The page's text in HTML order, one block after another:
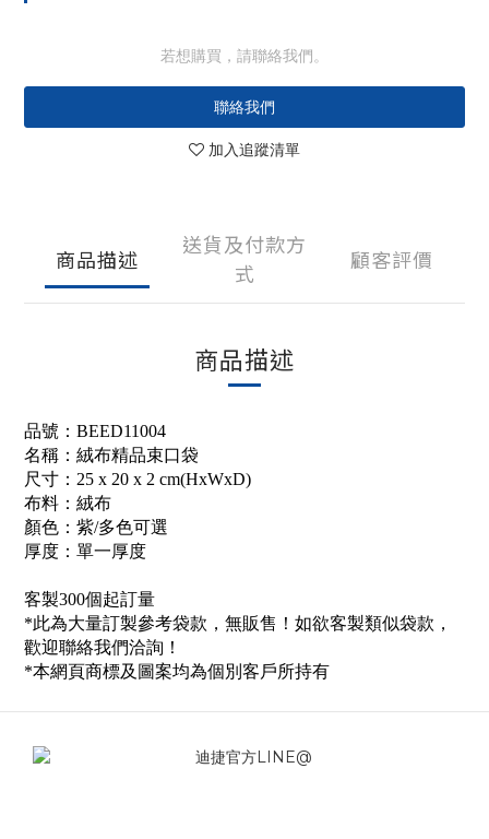
若想購買，請聯絡我們。
聯絡我們
加入追蹤清單
商品描述
送貨及付款方
式
顧客評價
商品描述
品號：BEED11004
名稱：絨布精品束口袋
尺寸：25 x 20 x 2 cm(HxWxD)
布料：絨布
顏色：紫/多色可選
厚度：單一厚度
客製300個起訂量
*此為大量訂製參考袋款，無販售！如欲客製類似袋款，
歡迎聯絡我們洽詢！
*本網頁商標及圖案均為個別客戶所持有